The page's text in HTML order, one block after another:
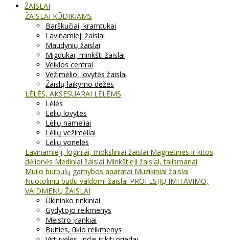
ŽAISLAI
ŽAISLAI KŪDIKIAMS
Barškučiai, kramtukai
Lavinamieji žaislai
Maudynių žaislai
Migdukai, minkšti žaislai
Veiklos centrai
Vežimėlio, lovytės žaislai
Žaislų laikymo dėžės
LĖLĖS, AKSESUARAI LĖLĖMS
Lėlės
Lėlių lovytės
Lėlių nameliai
Lėlių vežimėliai
Lėlių vonelės
Lavinamieji, loginiai, moksliniai žaislai Magnetinės ir kitos
dėlionės Mediniai žaislai Minkštieji žaislai, talismanai
Muilo burbulų gamybos aparatai Muzikiniai žaislai
Nuotoliniu būdu valdomi žaislai PROFESIJŲ IMITAVIMO,
VAIDMENŲ ŽAISLAI
Ūkininko rinkiniai
Gydytojo reikmenys
Meistro įrankiai
Buities, ūkio reikmenys